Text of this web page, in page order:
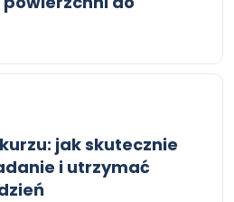
jak skutecznie
i utrzymać